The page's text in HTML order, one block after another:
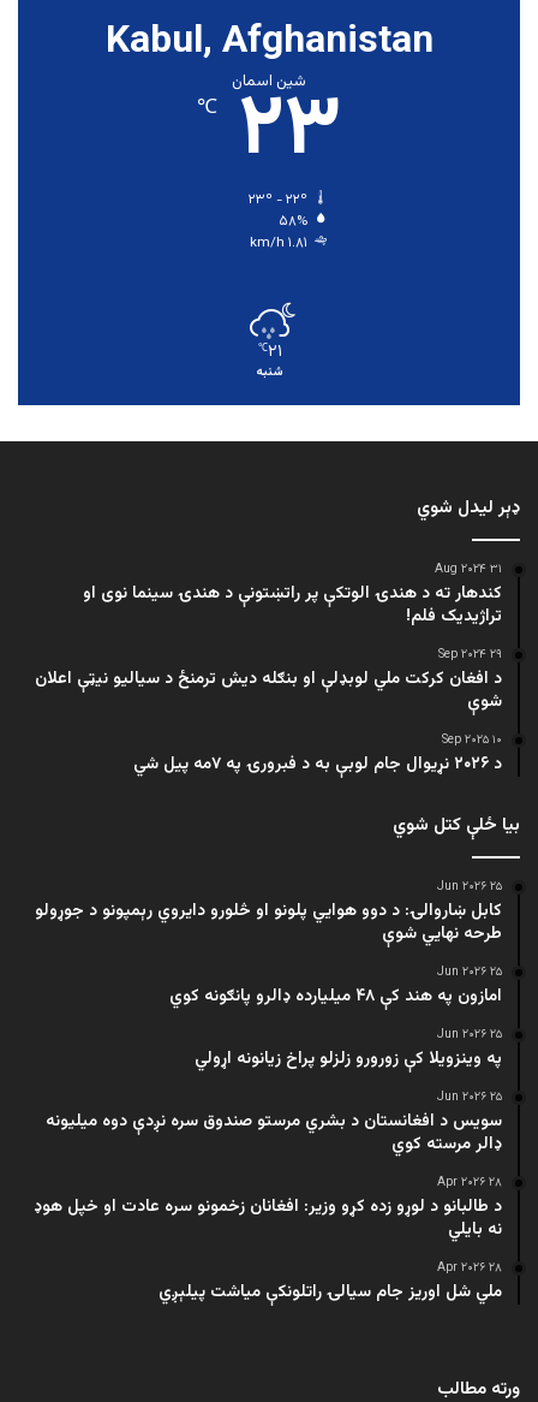
Kabul, Afghanistan
شین اسمان
۲۳ ℃
۵۸%
۱.۸۱ km/h
۲۱℃
شنبه
ډېر لیدل شوي
۳۱ Aug ۲۰۲۴
کندهار ته د هندۍ الوتکې پر راتښتونې د هندۍ سینما نوی او
تراژيديک فلم!
۲۹ Sep ۲۰۲۴
د افغان کرکت ملي لوبډلې او بنګله دیش ترمنځ د سیالیو نیټې اعلان
شوې
۱۰ Sep ۲۰۲۵
د ۲۰۲۶ نړیوال جام لوبې به د فبرورۍ په ۷مه پیل شي
بیا ځلې کتل شوي
۲۵ Jun ۲۰۲۶
کابل ښاروالۍ: د دوو هوايي پلونو او څلورو دایروي رېمپونو د جوړولو
طرحه نهایي شوې
۲۵ Jun ۲۰۲۶
امازون په هند کې ۴۸ میلیارده ډالرو پانګونه کوي
۲۵ Jun ۲۰۲۶
په وینزویلا کې زورورو زلزلو پراخ زیانونه اړولي
۲۵ Jun ۲۰۲۶
سویس د افغانستان د بشري مرستو صندوق سره نږدې دوه میلیونه
ډالر مرسته کوي
۲۸ Apr ۲۰۲۶
د طالبانو د لوړو زده کړو وزیر: افغانان زخمونو سره عادت او خپل هوډ
نه بایلي
۲۸ Apr ۲۰۲۶
ملي شل اوریز جام سیالۍ راتلونکې میاشت پیلېږي
ورته مطالب